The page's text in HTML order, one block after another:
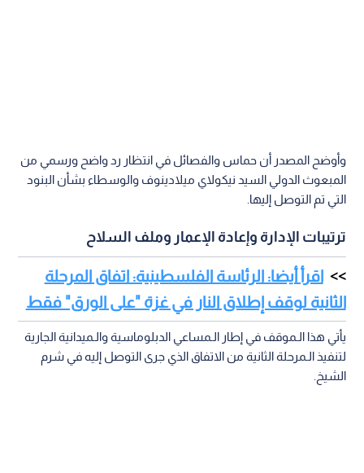
وأوضح المصدر أن حماس والفصائل في انتظار رد واضح ورسمي من
المبعوث الدولي السيد نيكولاي ميلادينوف والوسطاء بشأن البنود
التي تم التوصل إليها.
ترتيبات الإدارة وإعادة الإعمار وملف السلاح
اقرأ أيضا: الرئاسة الفلسطينية: اتفاق المرحلة
الثانية لوقف إطلاق النار في غزة "على الورق" فقط
يأتي هذا الـموقف في إطار الـمساعي الدبلوماسية والـميدانية الجارية
لتنفيذ الـمرحلة الثانية من الاتفاق الذي جرى التوصل إليه في شرم
الشيخ.